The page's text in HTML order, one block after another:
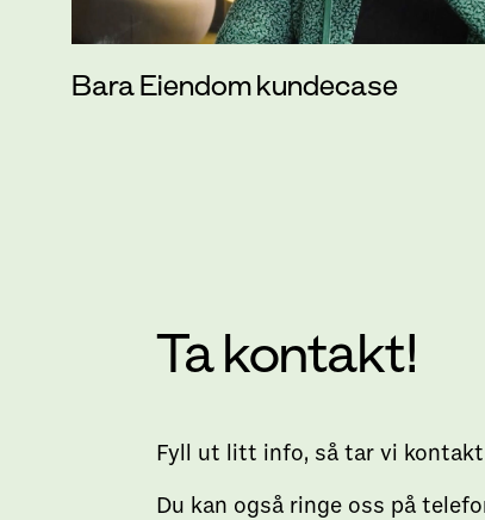
Bara Eiendom kundecase
Ta kontakt!
Fyll ut litt info, så tar vi
Du kan også ringe oss på